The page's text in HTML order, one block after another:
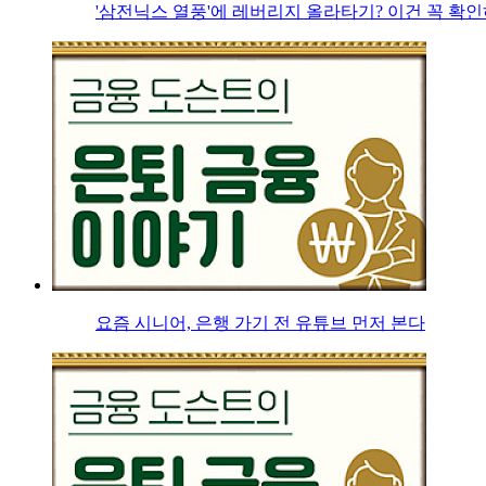
'삼전닉스 열풍'에 레버리지 올라타기? 이건 꼭 확
요즘 시니어, 은행 가기 전 유튜브 먼저 본다